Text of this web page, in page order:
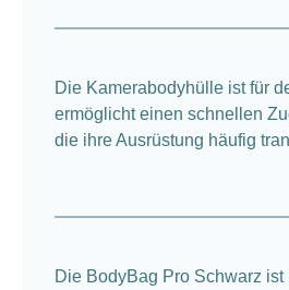
Die Kamerabodyhülle ist für
ermöglicht einen schnellen
die ihre Ausrüstung häufig
Die BodyBag Pro Schwarz